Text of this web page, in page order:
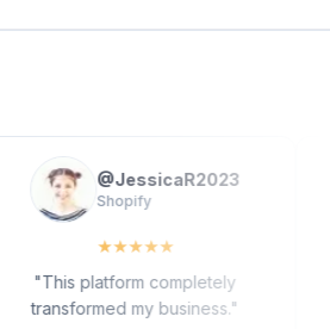
@JessicaR2023
Shopify
★★★
This platform completely
transformed my business."